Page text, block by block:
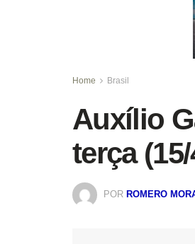
Home Brasil
Auxílio
terça
POR ROMERO